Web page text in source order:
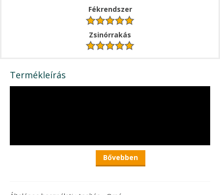
Fékrendszer
Zsinórrakás
Termékleírás
Bővebben